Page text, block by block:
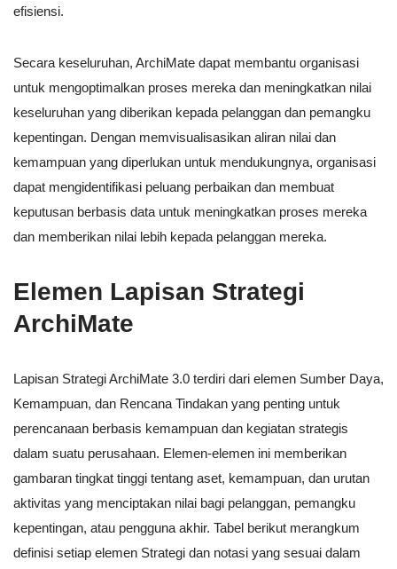
efisiensi.
Secara keseluruhan, ArchiMate dapat membantu organisasi
untuk mengoptimalkan proses mereka dan meningkatkan nilai
keseluruhan yang diberikan kepada pelanggan dan pemangku
kepentingan. Dengan memvisualisasikan aliran nilai dan
kemampuan yang diperlukan untuk mendukungnya, organisasi
dapat mengidentifikasi peluang perbaikan dan membuat
keputusan berbasis data untuk meningkatkan proses mereka
dan memberikan nilai lebih kepada pelanggan mereka.
Elemen Lapisan Strategi
ArchiMate
Lapisan Strategi ArchiMate 3.0 terdiri dari elemen Sumber Daya,
Kemampuan, dan Rencana Tindakan yang penting untuk
perencanaan berbasis kemampuan dan kegiatan strategis
dalam suatu perusahaan. Elemen-elemen ini memberikan
gambaran tingkat tinggi tentang aset, kemampuan, dan urutan
aktivitas yang menciptakan nilai bagi pelanggan, pemangku
kepentingan, atau pengguna akhir. Tabel berikut merangkum
definisi setiap elemen Strategi dan notasi yang sesuai dalam